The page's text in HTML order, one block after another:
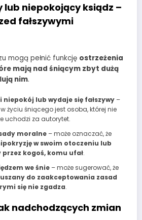
lub niepokojący ksiądz –
fałszywymi
mogą pełnić funkcję ostrzeżenia
mają nad śniącym zbyt dużą
nim.
niepokój lub wydaje się fałszywy–
życiu śniącego jest osoba, której nie
uchodzi za autorytet.
moralne– może oznaczać, że
w swoim otoczeniu lub
przez kogoś, komu ufał.
we śnie– może sugerować, że
do zaakceptowania zasad
się nie zgadza.
nadchodzących zmian